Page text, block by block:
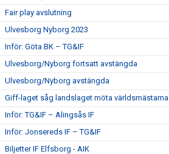
Fair play avslutning
Ulvesborg Nyborg 2023
Inför: Göta BK – TG&IF
Ulvesborg/Nyborg fortsatt avstängda
Ulvesborg/Nyborg avstängda
Giff-laget såg landslaget möta världsmästarna
Inför: TG&IF – Alingsås IF
Inför: Jonsereds IF – TG&IF
Biljetter IF Elfsborg - AIK